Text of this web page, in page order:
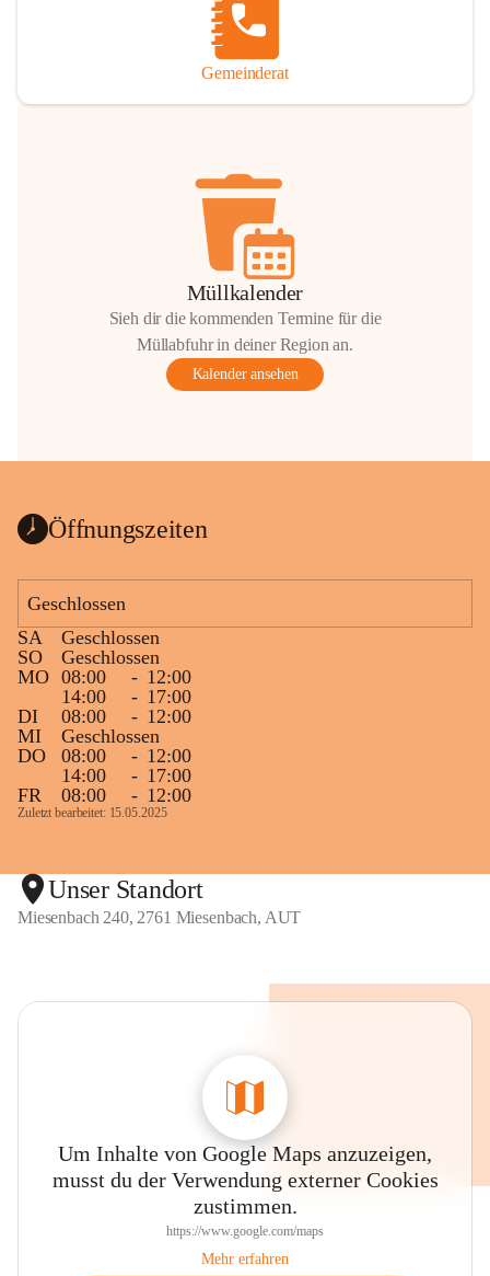
Gemeinderat
Müllkalender
Sieh dir die kommenden Termine für die
Müllabfuhr in deiner Region an.
Kalender ansehen
Öffnungszeiten
Geschlossen
SA
Geschlossen
SO
Geschlossen
MO 08:00 - 12:00
14:00
- 17:00
DI
08:00 - 12:00
MI
Geschlossen
DO
08:00 - 12:00
14:00
- 17:00
FR
08:00 - 12:00
Zuletzt bearbeitet: 15.05.2025
Unser Standort
Miesenbach 240, 2761 Miesenbach, AUT
Um Inhalte von Google Maps anzuzeigen,
musst du der Verwendung externer Cookies
zustimmen.
https://www.google.com/maps
Mehr erfahren